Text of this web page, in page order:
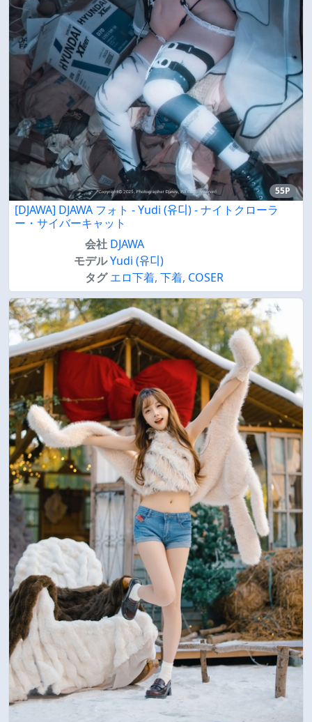
55P
[DJAWA] DJAWA フォト - Yudi (유디) - ナイトクローラ
ー・サイバーキャット
会社 DJAWA
モデルYudi (유디)
タグ エロ下着, 下着, COSER